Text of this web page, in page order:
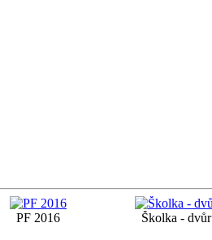
PF 2016 Školka - dvůr